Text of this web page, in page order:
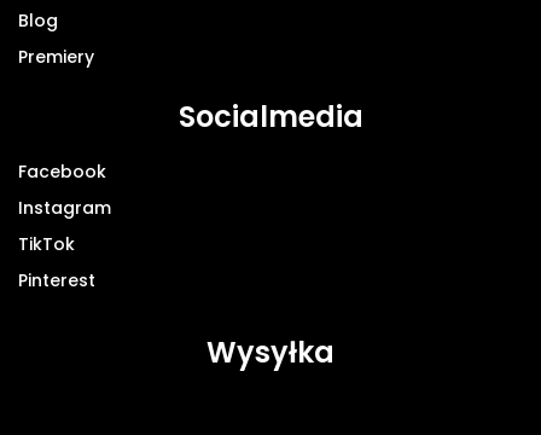
Blog
Premiery
Socialmedia
Facebook
Instagram
TikTok
Pinterest
Wysyłka